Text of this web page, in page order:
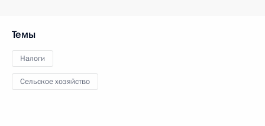
Темы
Налоги
Сельское хозяйство